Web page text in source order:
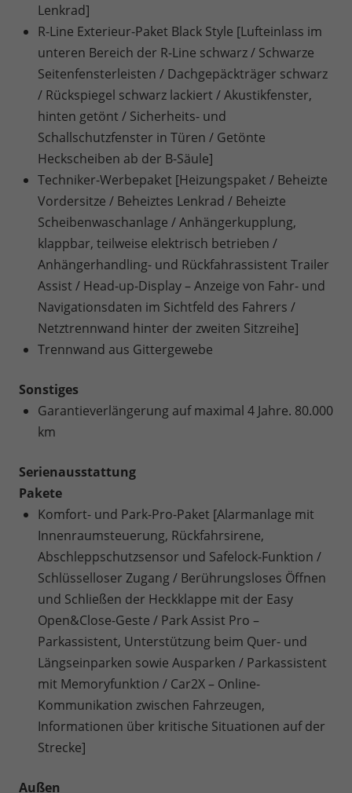
Lenkrad]
R-Line Exterieur-Paket Black Style [Lufteinlass im
unteren Bereich der R-Line schwarz / Schwarze
Seitenfensterleisten / Dachgepäckträger schwarz
/ Rückspiegel schwarz lackiert / Akustikfenster,
hinten getönt / Sicherheits- und
Schallschutzfenster in Türen / Getönte
Heckscheiben ab der B-Säule]
Techniker-Werbepaket [Heizungspaket / Beheizte
Vordersitze / Beheiztes Lenkrad / Beheizte
Scheibenwaschanlage / Anhängerkupplung,
klappbar, teilweise elektrisch betrieben /
Anhängerhandling- und Rückfahrassistent Trailer
Assist / Head-up-Display – Anzeige von Fahr- und
Navigationsdaten im Sichtfeld des Fahrers /
Netztrennwand hinter der zweiten Sitzreihe]
Trennwand aus Gittergewebe
Sonstiges
Garantieverlängerung auf maximal 4 Jahre. 80.000
km
Serienausstattung
Pakete
Komfort- und Park-Pro-Paket [Alarmanlage mit
Innenraumsteuerung, Rückfahrsirene,
Abschleppschutzsensor und Safelock-Funktion /
Schlüsselloser Zugang / Berührungsloses Öffnen
und Schließen der Heckklappe mit der Easy
Open&Close-Geste / Park Assist Pro –
Parkassistent, Unterstützung beim Quer- und
Längseinparken sowie Ausparken / Parkassistent
mit Memoryfunktion / Car2X – Online-
Kommunikation zwischen Fahrzeugen,
Informationen über kritische Situationen auf der
Strecke]
Außen